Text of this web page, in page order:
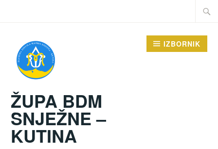
Traži:
ŽUPA BDM
SNJEŽNE –
KUTINA
IZBORNIK